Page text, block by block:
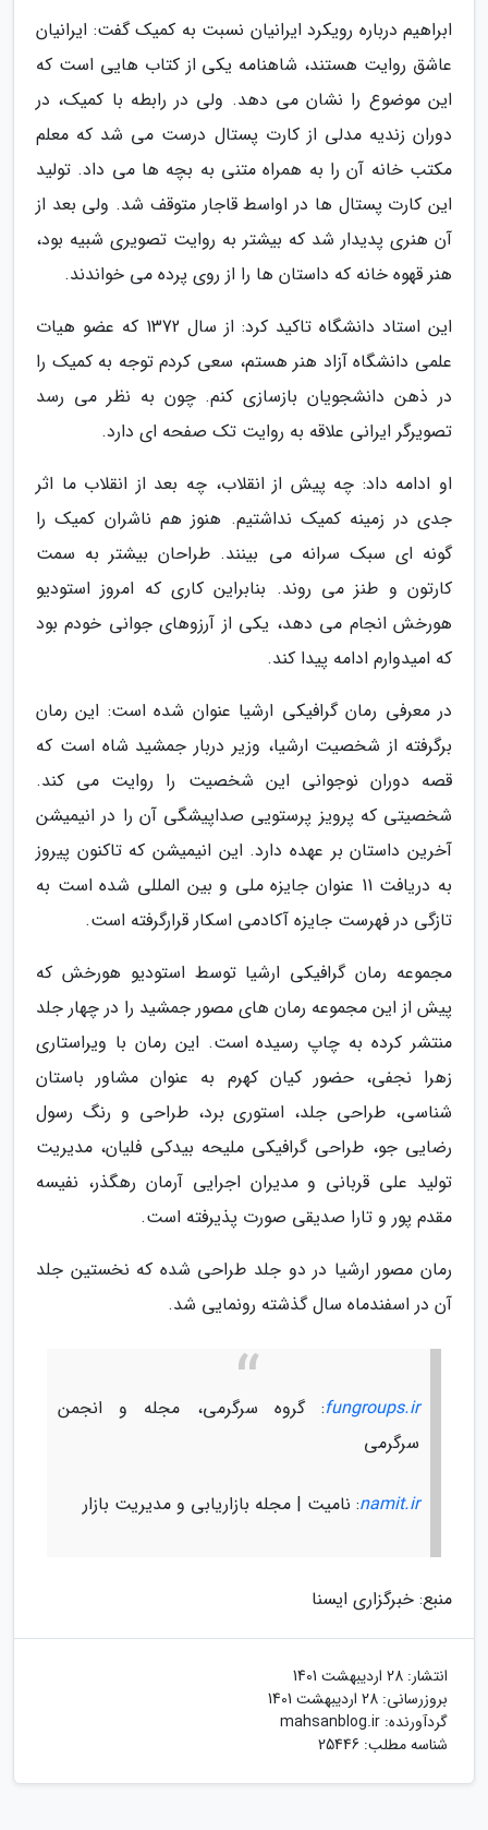
ابراهیم درباره رویکرد ایرانیان نسبت به کمیک گفت: ایرانیان
عاشق روایت هستند، شاهنامه یکی از کتاب هایی است که
این موضوع را نشان می دهد. ولی در رابطه با کمیک، در
دوران زندیه مدلی از کارت پستال درست می شد که معلم
مکتب خانه آن را به همراه متنی به بچه ها می داد. تولید
این کارت پستال ها در اواسط قاجار متوقف شد. ولی بعد از
آن هنری پدیدار شد که بیشتر به روایت تصویری شبیه بود،
هنر قهوه خانه که داستان ها را از روی پرده می خواندند.
این استاد دانشگاه تاکید کرد: از سال 1372 که عضو هیات
علمی دانشگاه آزاد هنر هستم، سعی کردم توجه به کمیک را
در ذهن دانشجویان بازسازی کنم. چون به نظر می رسد
تصویرگر ایرانی علاقه به روایت تک صفحه ای دارد.
او ادامه داد: چه پیش از انقلاب، چه بعد از انقلاب ما اثر
جدی در زمینه کمیک نداشتیم. هنوز هم ناشران کمیک را
گونه ای سبک سرانه می بینند. طراحان بیشتر به سمت
کارتون و طنز می روند. بنابراین کاری که امروز استودیو
هورخش انجام می دهد، یکی از آرزوهای جوانی خودم بود
که امیدوارم ادامه پیدا کند.
در معرفی رمان گرافیکی ارشیا عنوان شده است: این رمان
برگرفته از شخصیت ارشیا، وزیر دربار جمشید شاه است که
قصه دوران نوجوانی این شخصیت را روایت می کند.
شخصیتی که پرویز پرستویی صداپیشگی آن را در انیمیشن
آخرین داستان بر عهده دارد. این انیمیشن که تاکنون پیروز
به دریافت 11 عنوان جایزه ملی و بین المللی شده است به
تازگی در فهرست جایزه آکادمی اسکار قرارگرفته است.
مجموعه رمان گرافیکی ارشیا توسط استودیو هورخش که
پیش از این مجموعه رمان های مصور جمشید را در چهار جلد
منتشر کرده به چاپ رسیده است. این رمان با ویراستاری
زهرا نجفی، حضور کیان کهرم به عنوان مشاور باستان
شناسی، طراحی جلد، استوری برد، طراحی و رنگ رسول
رضایی جو، طراحی گرافیکی ملیحه بیدکی فلیان، مدیریت
تولید علی قربانی و مدیران اجرایی آرمان رهگذر، نفیسه
مقدم پور و تارا صدیقی صورت پذیرفته است.
رمان مصور ارشیا در دو جلد طراحی شده که نخستین جلد
آن در اسفندماه سال گذشته رونمایی شد.
fungroups.ir: گروه سرگرمی، مجله و انجمن
سرگرمی
namit.ir: نامیت | مجله بازاریابی و مدیریت بازار
منبع: خبرگزاری ایسنا
انتشار: 28 اردیبهشت 1401
بروزرسانی: 28 اردیبهشت 1401
گردآورنده: mahsanblog.ir
شناسه مطلب: 25446